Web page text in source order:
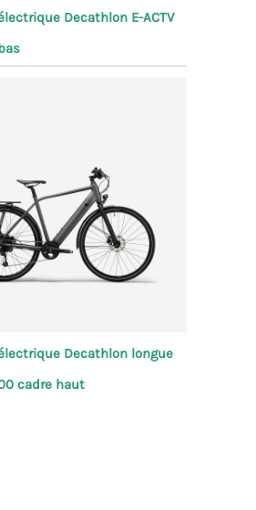
Decathlon E-ACTV
Decathlon longue
cadre haut